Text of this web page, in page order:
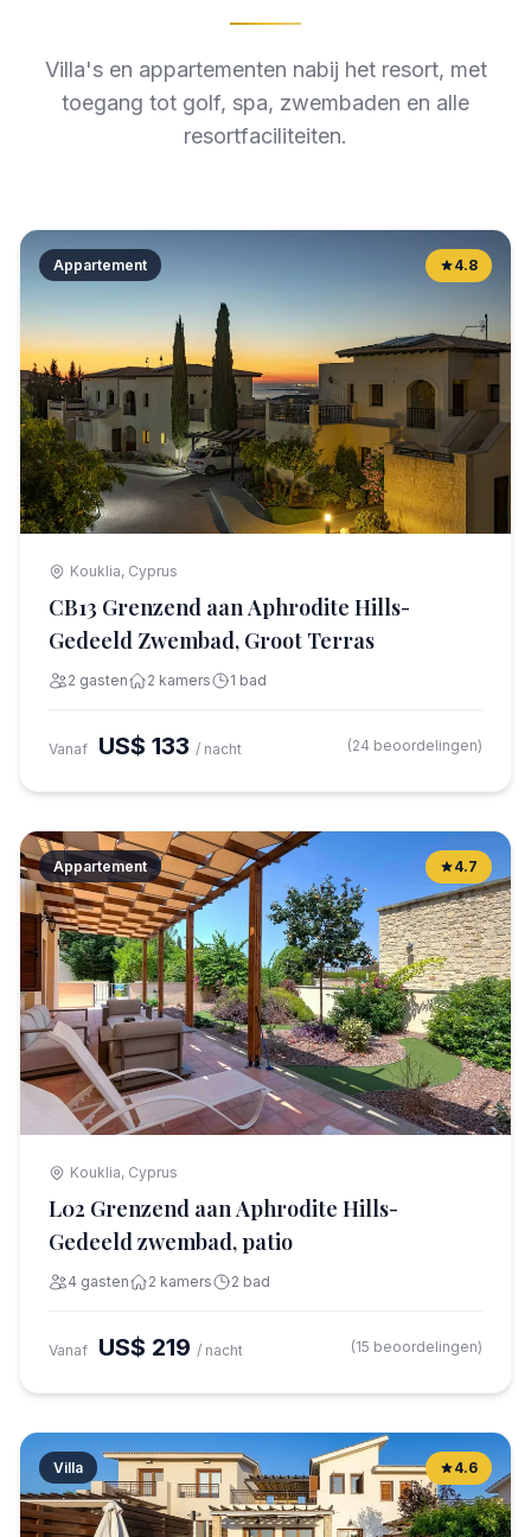
Villa's en appartementen nabij het resort, met
toegang tot golf, spa, zwembaden en alle
resortfaciliteiten.
Appartement 4.8
Kouklia, Cyprus
CB13 Grenzend aan Aphrodite Hills-
Gedeeld Zwembad, Groot Terras
2 gasten 2 kamers 1 bad
Vanaf US$ 133 / nacht (24 beoordelingen)
Appartement 4.7
Kouklia, Cyprus
L02 Grenzend aan Aphrodite Hills-
Gedeeld zwembad, patio
4 gasten 2 kamers 2 bad
Vanaf US$ 219 / nacht (15 beoordelingen)
Villa 4.6